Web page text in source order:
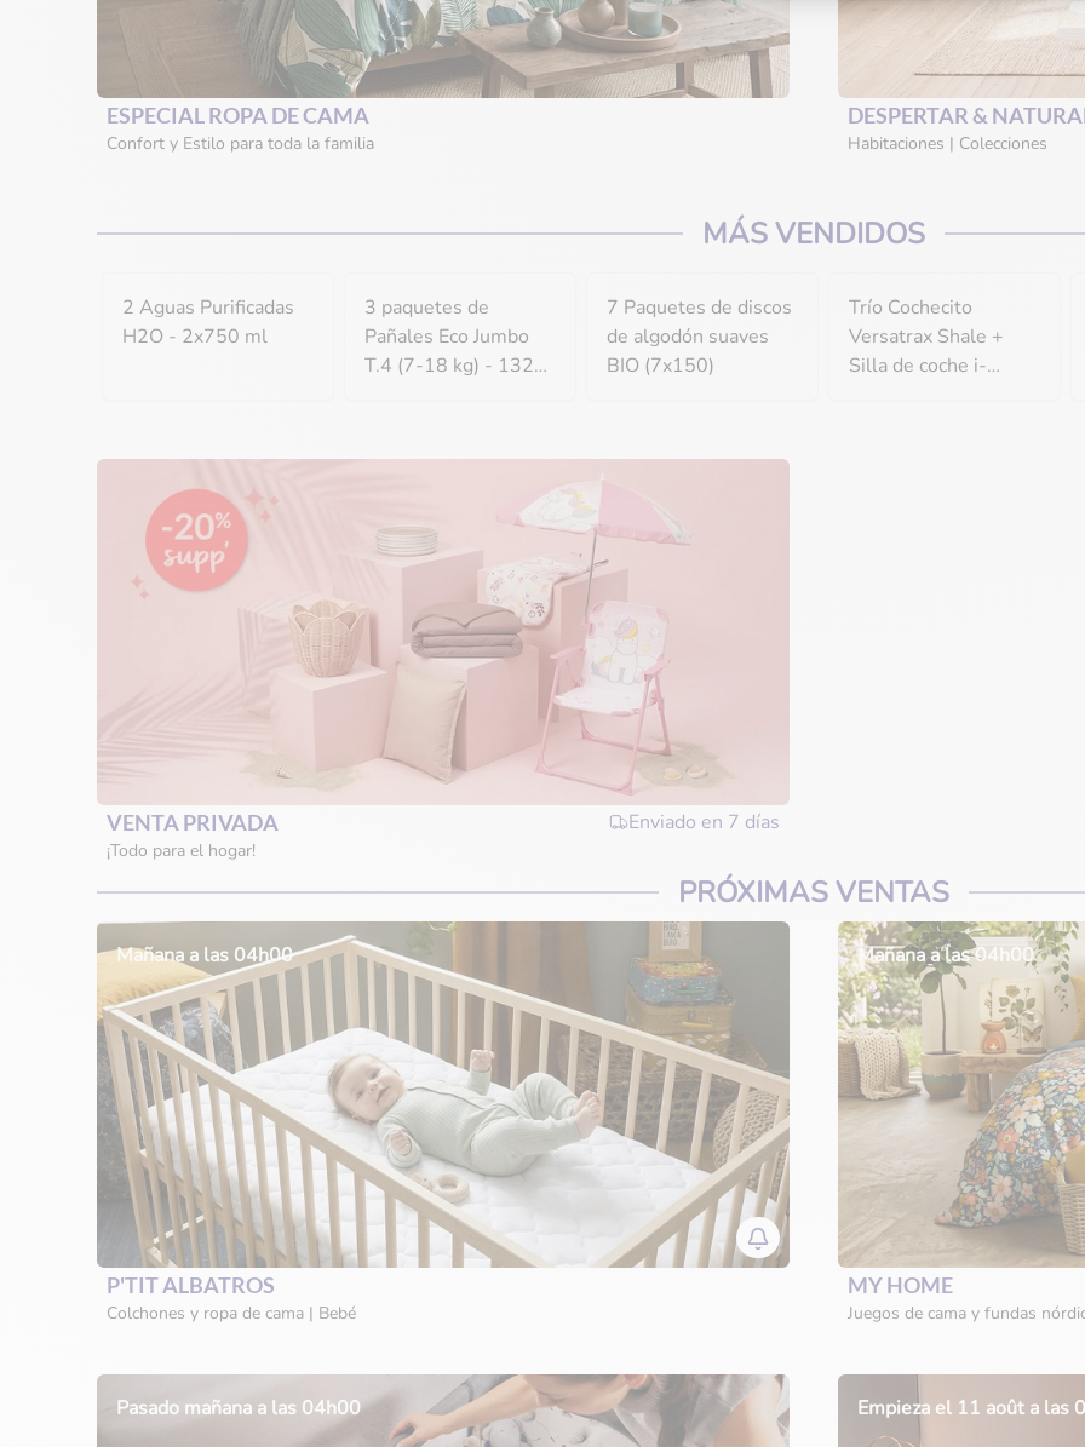
ESPECIAL ROPA DE CAMA
Confort y Estilo para toda la familia
DESPERTAR &
Habitaciones | Colecciones
MÁS VENDIDOS
2 Aguas Purificadas
H2O - 2x750 ml
3 paquetes de
Pañales Eco Jumbo
T.4 (7-18 kg) - 132
7 Paquetes de discos
de algodón suaves
BIO (7x150)
Trío Cochecito
Versatrax Shale +
Silla de coche i-
VENTA PRIVADA Enviado en 7 días
¡Todo para el hogar!
PRÓXIMAS VENTAS
Mañana a las 04h00
P'TIT ALBATROS
Colchones y ropa de cama | Bebé
Mañana a las 04h00
MY HOME
Juegos de cama y fundas
Pasado mañana a las 04h00 Empieza el 11 août a las